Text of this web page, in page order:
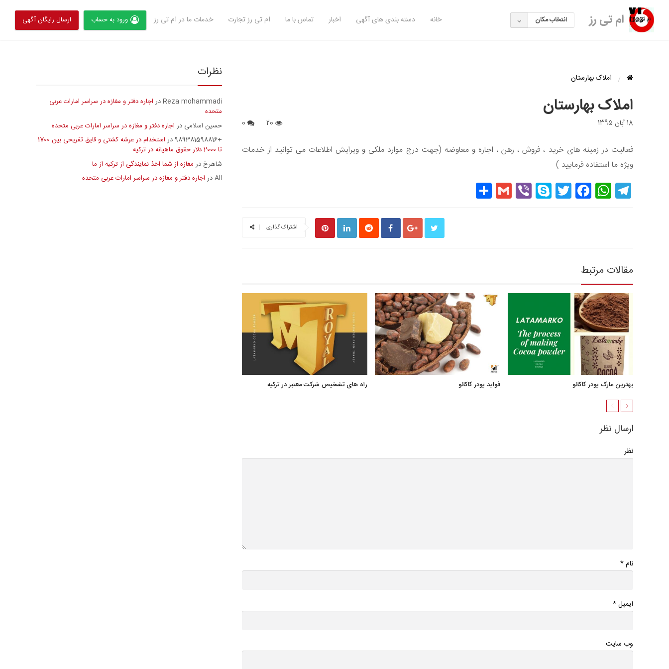
ام تی رز انتخاب مکان خانه دسته بندی های آگهی اخبار تماس با ما ام تی رز تجارت خدمات ما در ام تی رز ورود به حساب ارسال رایگان آگهی
املاک بهارستان
املاک بهارستان
18 آبان 1395
فعالیت در زمینه های خرید ، فروش ، رهن ، اجاره و معاوضه (جهت درج موارد ملکی و ویرایش اطلاعات می توانید از خدمات
ويژه ما استفاده فرمایید )
Telegram
WhatsApp
Facebook
Twitter
Skype
Viber
Gmail
اشتراک گذاری
مقالات مرتبط
بهترین مارک پودر کاکائو فواید پودر کاکائو راه های تشخیص شرکت معتبر در ترکیه
ارسال نظر
نظر
نام*
ایمیل*
وب سایت
نظرات
Reza mohammadiدر اجاره دفتر و مغازه در سراسر امارات عربی
متحده
حسین اسلامی در اجاره دفتر و مغازه در سراسر امارات عربی متحده
+989381598816
در
استخدام در عرشه کشتی و قایق تفریحی بین 1700
تا 2000 دلار حقوق ماهیانه در ترکیه
شاهرخ در مغازه از شما اخذ نمایندگی از ترکیه از ما
Aliدر اجاره دفتر و مغازه در سراسر امارات عربی متحده